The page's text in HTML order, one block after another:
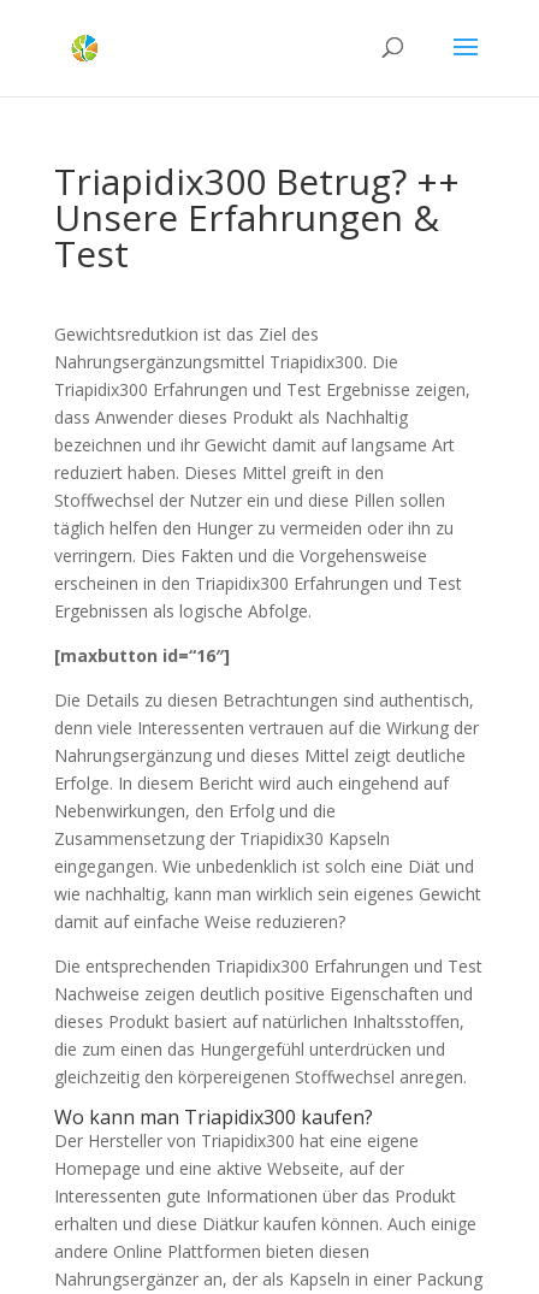
Triapidix300 Betrug? ++
Unsere Erfahrungen &
Test
Gewichtsredutkion ist das Ziel des
Nahrungsergänzungsmittel Triapidix300. Die
Triapidix300 Erfahrungen und Test Ergebnisse zeigen,
dass Anwender dieses Produkt als Nachhaltig
bezeichnen und ihr Gewicht damit auf langsame Art
reduziert haben. Dieses Mittel greift in den
Stoffwechsel der Nutzer ein und diese Pillen sollen
täglich helfen den Hunger zu vermeiden oder ihn zu
verringern. Dies Fakten und die Vorgehensweise
erscheinen in den Triapidix300 Erfahrungen und Test
Ergebnissen als logische Abfolge.
[maxbutton id=“16″]
Die Details zu diesen Betrachtungen sind authentisch,
denn viele Interessenten vertrauen auf die Wirkung der
Nahrungsergänzung und dieses Mittel zeigt deutliche
Erfolge. In diesem Bericht wird auch eingehend auf
Nebenwirkungen, den Erfolg und die
Zusammensetzung der Triapidix30 Kapseln
eingegangen. Wie unbedenklich ist solch eine Diät und
wie nachhaltig, kann man wirklich sein eigenes Gewicht
damit auf einfache Weise reduzieren?
Die entsprechenden Triapidix300 Erfahrungen und Test
Nachweise zeigen deutlich positive Eigenschaften und
dieses Produkt basiert auf natürlichen Inhaltsstoffen,
die zum einen das Hungergefühl unterdrücken und
gleichzeitig den körpereigenen Stoffwechsel anregen.
Wo kann man Triapidix300 kaufen?
Der Hersteller von Triapidix300 hat eine eigene
Homepage und eine aktive Webseite, auf der
Interessenten gute Informationen über das Produkt
erhalten und diese Diätkur kaufen können. Auch einige
andere Online Plattformen bieten diesen
Nahrungsergänzer an, der als Kapseln in einer Packung